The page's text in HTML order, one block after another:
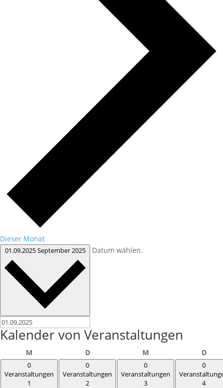
Dieser Monat
01.09.2025September 2025 Datum wählen.
Kalender von Veranstaltungen
M DDienstag M D
0
Veranstaltungen
1
0
Veranstaltungen
2
0
Veranstaltungen
3
0
4